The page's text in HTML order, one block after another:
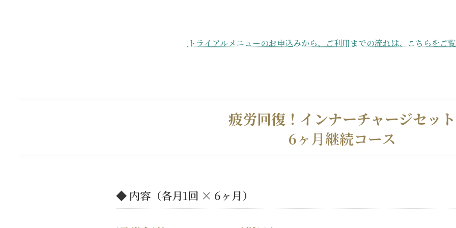
トライアルメニューのお申込みから、ご利用までの流れは、こちらをご覧
疲労回復！インナーチャージセット
6ヶ月継続コース
◆ 内容（各月1回 × 6ヶ月）